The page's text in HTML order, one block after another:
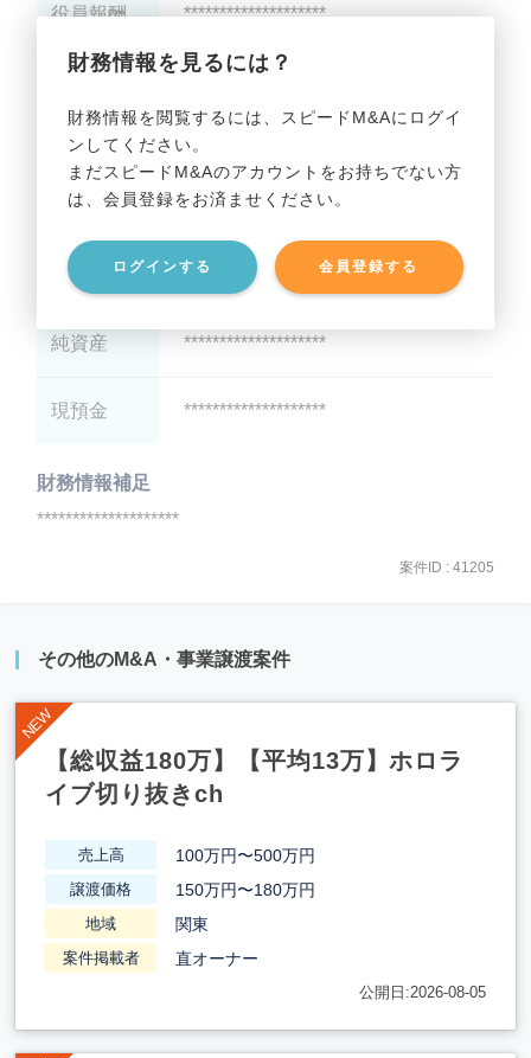
財務情報を見るには？
財務情報を閲覧するには、スピードM&Aにログイ
ンしてください。
まだスピードM&Aのアカウントをお持ちでない方
は、会員登録をお済ませください。
ログインする 会員登録する
役員報酬 ********************
貸借対照表（B/S）
総資産 ********************
有利子負債 ********************
純資産 ********************
現預金 ********************
財務情報補足
********************
案件ID : 41205
その他のM&A・事業譲渡案件
【総収益180万】【平均13万】ホロラ
イブ切り抜きch
売上高 100万円〜500万円
譲渡価格 150万円〜180万円
地域 関東
案件掲載者 直オーナー
公開日:2026-08-05